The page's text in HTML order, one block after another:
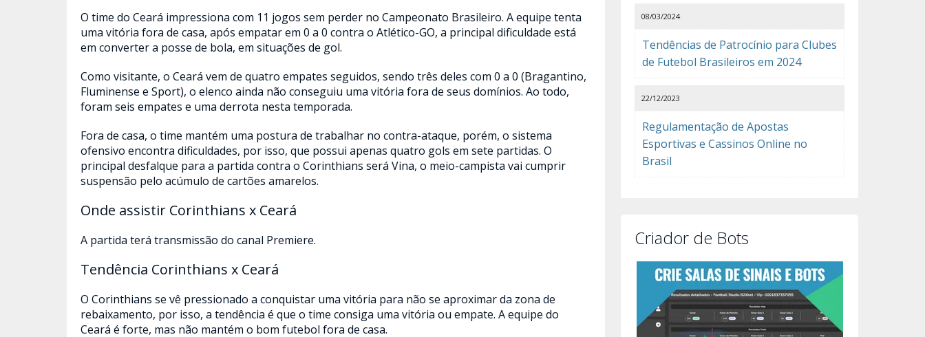
O time do Ceará impressiona com 11 jogos sem perder no Campeonato Brasileiro. A equipe tenta
uma vitória fora de casa, após empatar em 0 a 0 contra o Atlético-GO, a principal dificuldade está
em converter a posse de bola, em situações de gol.
Como visitante, o Ceará vem de quatro empates seguidos, sendo três deles com 0 a 0 (Bragantino,
Fluminense e Sport), o elenco ainda não conseguiu uma vitória fora de seus domínios. Ao todo,
foram seis empates e uma derrota nesta temporada.
Fora de casa, o time mantém uma postura de trabalhar no contra-ataque, porém, o sistema
ofensivo encontra dificuldades, por isso, que possui apenas quatro gols em sete partidas. O
principal desfalque para a partida contra o Corinthians será Vina, o meio-campista vai cumprir
suspensão pelo acúmulo de cartões amarelos.
Onde assistir Corinthians x Ceará
A partida terá transmissão do canal Premiere.
Tendência Corinthians x Ceará
O Corinthians se vê pressionado a conquistar uma vitória para não se aproximar da zona de
rebaixamento, por isso, a tendência é que o time consiga uma vitória ou empate. A equipe do
Ceará é forte, mas não mantém o bom futebol fora de casa.
Tendências de Patrocínio para Clubes
de Futebol Brasileiros em 2024
08/03/2024
Regulamentação de Apostas
Esportivas e Cassinos Online no
Brasil
22/12/2023
Criador de Bots